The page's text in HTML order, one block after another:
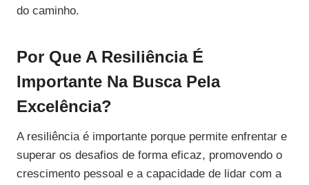
do caminho.
Por Que A Resiliência É
Importante Na Busca Pela
Excelência?
A resiliência é importante porque permite enfrentar e
superar os desafios de forma eficaz, promovendo o
crescimento pessoal e a capacidade de lidar com a